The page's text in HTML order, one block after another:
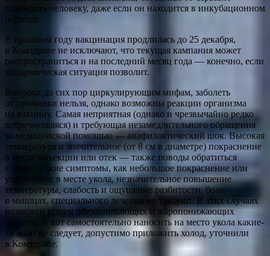
повредить человеку, даже если он находится в инкубационном
периоде.
В прошлом году вакцинация продлилась до 25 декабря,
в Комздраве не исключают, что текущая кампания может
распространиться и на последний месяц года — конечно, если
эпидемическая ситуация позволит.
Вопреки до сих пор циркулирующим мифам, заболеть
от прививки нельзя, однако возможны реакции организма
на вакцину. Самая неприятная (однако и чрезвычайно редко
встречающаяся) и требующая незамедлительного обращения
за медицинской помощью — анафилактический шок. Высокая
температура и значительное (от 8 см в диаметре) покраснение
в месте инъекции или отек — также поводы обратиться
к врачу. Такие симптомы, как небольшое покраснение или
уплотнение в месте укола, незначительное повышение
температуры, слабость и ощущение разбитости, боли
в мышцах, специального лечения не требуют. В этих случаях
возможен прием обезболивающих и жаропонижающих
средств. А вот самостоятельно наносить на место укола какие-
то мази не следует, допустимо приложить холод, уточнили
в Комздраве.